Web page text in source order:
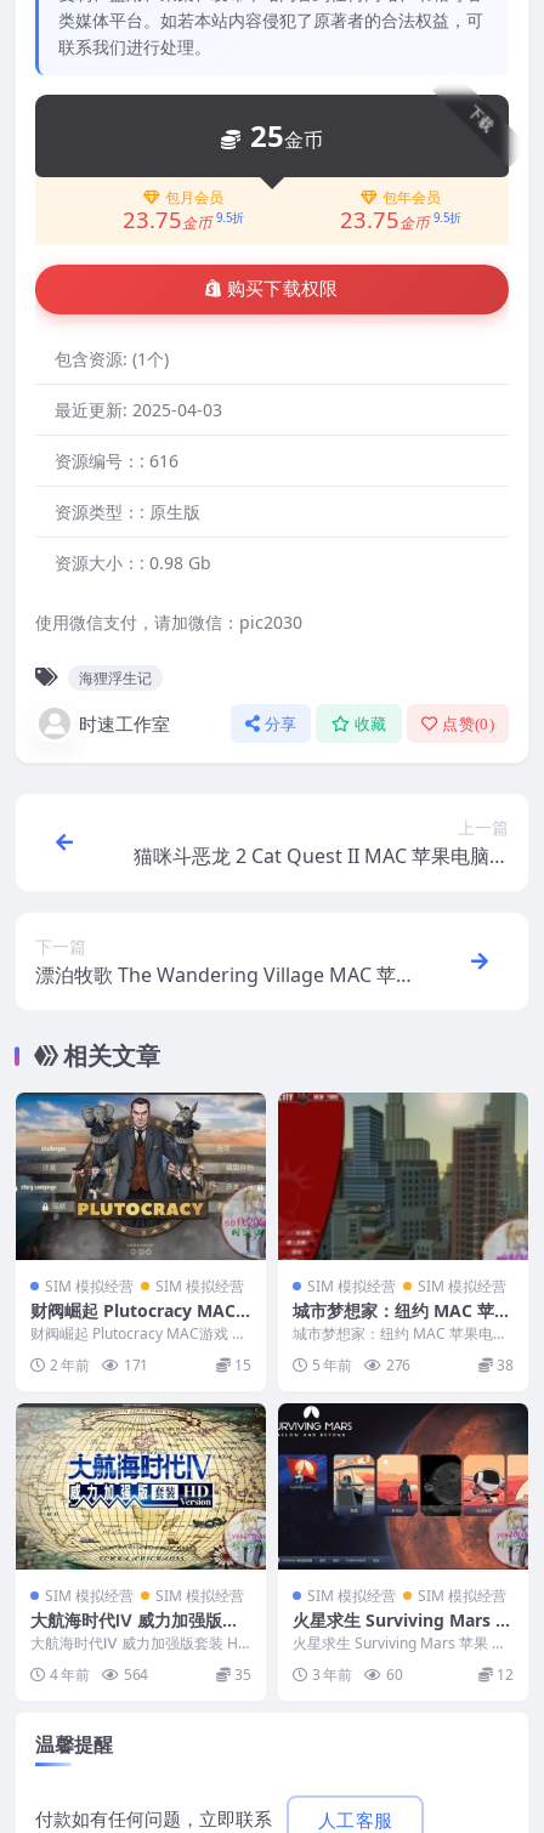
类媒体平台。如若本站内容侵犯了原著者的合法权益，可
联系我们进行处理。
下载
25金币
包月会员
23.75金币 9.5折
包年会员
23.75金币 9.5折
购买下载权限
包含资源: (1个)
最近更新: 2025-04-03
资源编号：: 616
资源类型：: 原生版
资源大小：: 0.98 Gb
使用微信支付，请加微信：pic2030
海狸浮生记
时速工作室 分享 收藏 点赞(0)
上一篇
猫咪斗恶龙 2 Cat Quest II MAC 苹果电脑游
下一篇
漂泊牧歌 The Wandering Village MAC 苹
相关文章
SIM 模拟经营 SIM 模拟经营
财阀崛起 Plutocracy MAC
游戏 苹果电脑游戏 适配系统
13 14 15
财阀崛起 Plutocracy MAC游戏 苹
果电脑游戏 适配系统13 14 1...
2 年前 171 15
SIM 模拟经营 SIM 模拟经营
城市梦想家：纽约 MAC 苹果
电脑游戏 繁体中文版 支援10.
13 10.14 10.15 11 适用于AP
PLE CPU
城市梦想家：纽约 MAC 苹果电脑
游戏 繁体中文版 支援10.13 10.14
... 5 年前 276 38
SIM 模拟经营 SIM 模拟经营
大航海时代Ⅳ 威力加强版套
装 HD Version MAC 苹果电
脑游戏 简体中文版 支援10.1
3 10.14 10.15 11 12 适用于
大航海时代Ⅳ 威力加强版套装 HD
Version MAC 苹果电脑游戏 简体
中...4 年前 564 35
SIM 模拟经营 SIM 模拟经营
火星求生 Surviving Mars 苹
果 MAC电脑游戏 原生中文版
火星求生 Surviving Mars 苹果 M
AC电脑游戏 原生中文版 &nb...
3 年前 60 12
温馨提醒
付款如有任何问题，立即联系 人工客服